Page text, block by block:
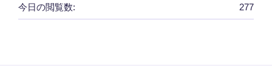
277
今日の閲覧数: